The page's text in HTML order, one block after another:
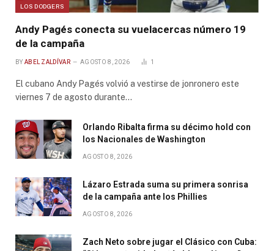
LOS DODGERS
Andy Pagés conecta su vuelacercas número 19
de la campaña
BY ABEL ZALDÍVAR AGOSTO 8, 2026 1
El cubano Andy Pagés volvió a vestirse de jonronero este
viernes 7 de agosto durante…
Orlando Ribalta firma su décimo hold con
los Nacionales de Washington
AGOSTO 8, 2026
Lázaro Estrada suma su primera sonrisa
de la campaña ante los Phillies
AGOSTO 8, 2026
Zach Neto sobre jugar el Clásico con Cuba: